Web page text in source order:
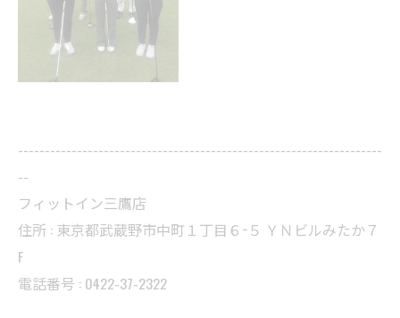
--------------------------------------------------------------------
--
フィットイン三鷹店
住所 : 東京都武蔵野市中町１丁目６−５ ＹＮビルみたか７
F
電話番号 : 0422-37-2322